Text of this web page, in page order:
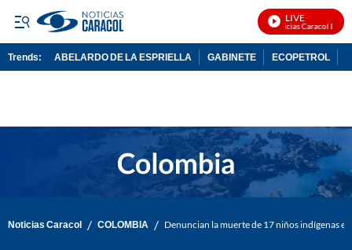
LIVE
Noticias Caracol En
Trends: ABELARDO DE LA ESPRIELLA GABINETE ECOPETROL
Noticias Caracol / COLOMBIA / Denuncian la muerte de 17 niños indígenas